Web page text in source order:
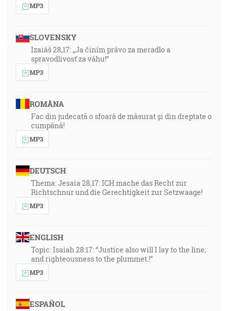
MP3
SLOVENSKY
Izaiáš 28,17: „Ja činím právo za meradlo a
spravodlivosť za váhu!“
MP3
ROMÂNA
Fac din judecată o sfoară de măsurat și din dreptate o
cumpănă!
MP3
DEUTSCH
Thema: Jesaia 28,17: ICH mache das Recht zur
Richtschnur und die Gerechtigkeit zur Setzwaage!
MP3
ENGLISH
Topic: Isaiah 28:17: “Justice also will I lay to the line,
and righteousness to the plummet.!”
MP3
ESPAÑOL